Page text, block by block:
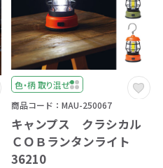
色・柄 取り混ぜ
商品コード：MAU-250067
キャンプス クラシカル
ＣＯＢランタンライト
36210